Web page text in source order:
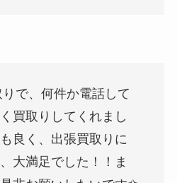
で、何件か電話して
買取りしてくれまし
良く、出張買取りに
大満足でした！！ま